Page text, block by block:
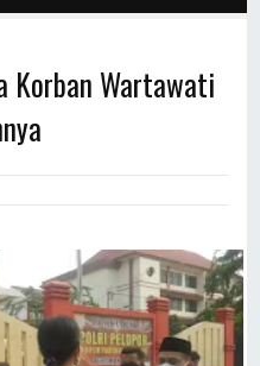
Korban Wartawati